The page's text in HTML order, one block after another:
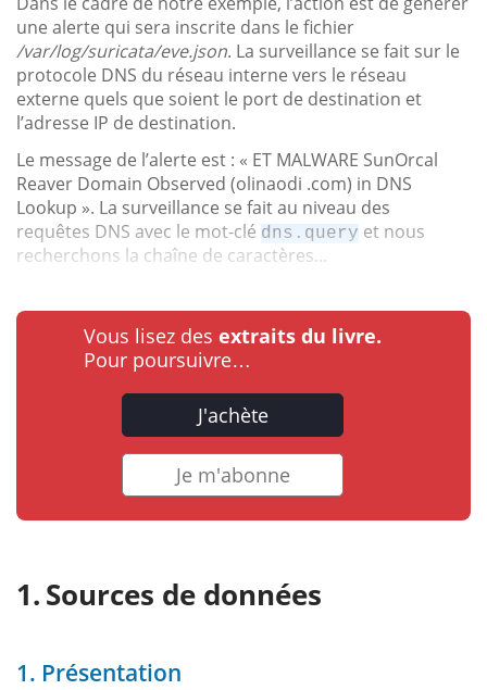
une alerte qui sera inscrite dans le fichier
/var/log/suricata/eve.json. La surveillance se fait sur le
protocole DNS du réseau interne vers le réseau
externe quels que soient le port de destination et
l’adresse IP de destination.
Le message de l’alerte est : « ET MALWARE SunOrcal
Reaver Domain Observed (olinaodi .com) in DNS
Lookup ». La surveillance se fait au niveau des
requêtes DNS avec le mot-clé dns.query et nous
recherchons la chaîne de caractères...
Vous lisez des extraits du livre.
Pour poursuivre…
J'achète
Je m'abonne
Sources de données
1. Présentation